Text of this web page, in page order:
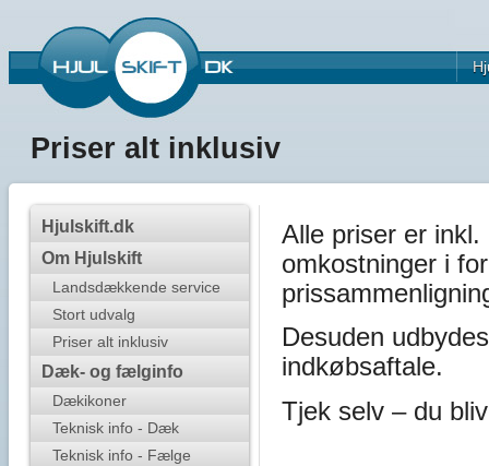
Priser alt inklusiv
Hjulskift.dk
Om Hjulskift
Landsdækkende service
Stort udvalg
Priser alt inklusiv
Dæk- og fælginfo
Dækikoner
Teknisk info - Dæk
Teknisk info - Fælge
Alle priser er
omkostninger i
Desuden
indkøbsaftale.
Tjek selv – du